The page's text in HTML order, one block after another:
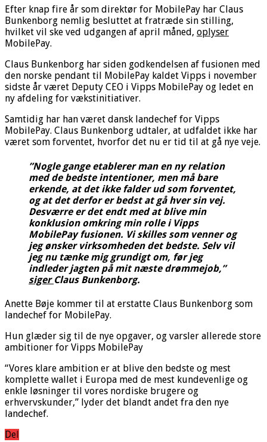
Efter knap fire år som direktør for MobilePay har Claus
Bunkenborg nemlig besluttet at fratræde sin stilling,
hvilket vil ske ved udgangen af april måned, oplyser
MobilePay.
Claus Bunkenborg har siden godkendelsen af fusionen med
den norske pendant til MobilePay kaldet Vipps i november
sidste år været Deputy CEO i Vipps MobilePay og ledet en
ny afdeling for vækstinitiativer.
Samtidig har han været dansk landechef for Vipps
MobilePay. Claus Bunkenborg udtaler, at udfaldet ikke har
været som forventet, hvorfor det nu er tid til at gå nye veje.
”Nogle gange etablerer man en ny relation
med de bedste intentioner, men må bare
erkende, at det ikke falder ud som forventet,
og at det derfor er bedst at gå hver sin vej.
Desværre er det endt med at blive min
konklusion omkring min rolle i Vipps
MobilePay fusionen. Vi skilles som venner og
jeg ønsker virksomheden det bedste. Selv vil
jeg nu tænke mig grundigt om, før jeg
indleder jagten på mit næste drømmejob,”
siger Claus Bunkenborg.
Anette Bøje kommer til at erstatte Claus Bunkenborg som
landechef for MobilePay.
Hun glæder sig til de nye opgaver, og varsler allerede store
ambitioner for Vipps MobilePay
“Vores klare ambition er at blive den bedste og mest
komplette wallet i Europa med de mest kundevenlige og
enkle løsninger til vores nordiske brugere og
erhvervskunder,” lyder det blandt andet fra den nye
landechef.
Del